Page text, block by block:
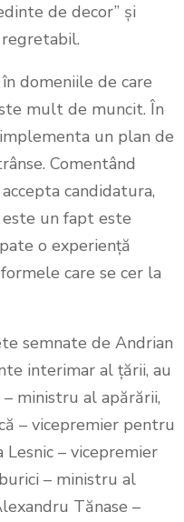
de decor” și
domeniile de care
mult de muncit. În
un plan de
Comentând
candidatura,
un fapt este
o experiență
care se cer la
semnate de Andrian
interimar al țării, au
ministru al apărării,
– vicepremier pentru
– vicepremier
– ministru al
Tănase –